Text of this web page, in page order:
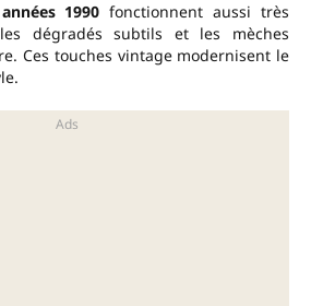
années 1990 fonctionnent aussi très
dégradés subtils et les mèches
Ces touches vintage modernisent le